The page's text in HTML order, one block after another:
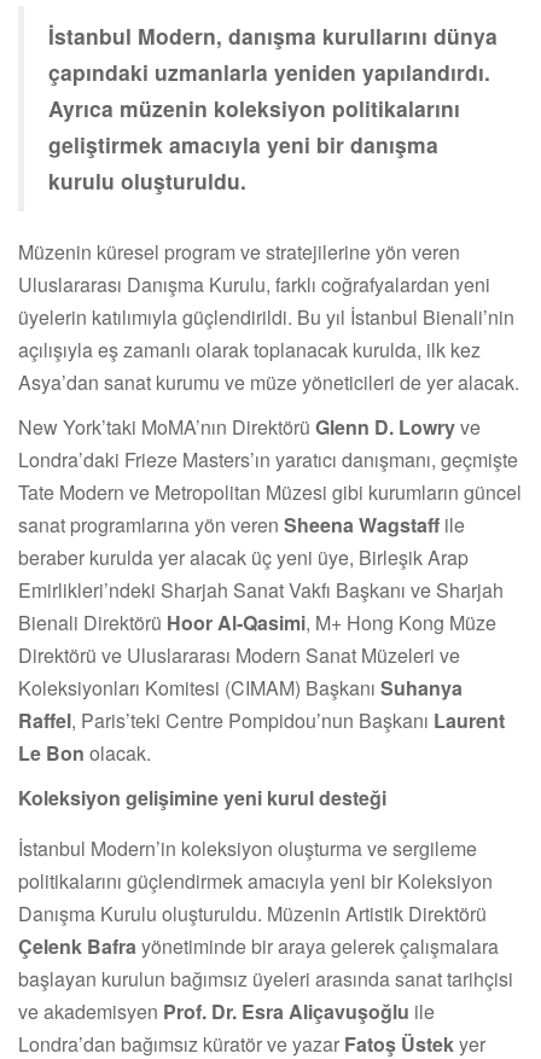
İstanbul Modern, danışma kurullarını dünya
çapındaki uzmanlarla yeniden yapılandırdı.
Ayrıca müzenin koleksiyon politikalarını
geliştirmek amacıyla yeni bir danışma
kurulu oluşturuldu.
Müzenin küresel program ve stratejilerine yön veren
Uluslararası Danışma Kurulu, farklı coğrafyalardan yeni
üyelerin katılımıyla güçlendirildi. Bu yıl İstanbul Bienali’nin
açılışıyla eş zamanlı olarak toplanacak kurulda, ilk kez
Asya’dan sanat kurumu ve müze yöneticileri de yer alacak.
New York’taki MoMA’nın Direktörü Glenn D. Lowryve
Londra’daki Frieze Masters’ın yaratıcı danışmanı, geçmişte
Tate Modern ve Metropolitan Müzesi gibi kurumların güncel
sanat programlarına yön veren Sheena Wagstaff ile
beraber kurulda yer alacak üç yeni üye, Birleşik Arap
Emirlikleri’ndeki Sharjah Sanat Vakfı Başkanı ve Sharjah
Bienali Direktörü Hoor Al-Qasimi, M+ Hong Kong Müze
Direktörü ve Uluslararası Modern Sanat Müzeleri ve
Koleksiyonları Komitesi (CIMAM) Başkanı Suhanya
Raffel, Paris’teki Centre Pompidou’nun Başkanı Laurent
Le Bon olacak.
Koleksiyon gelişimine yeni kurul desteği
İstanbul Modern’in koleksiyon oluşturma ve sergileme
politikalarını güçlendirmek amacıyla yeni bir Koleksiyon
Danışma Kurulu oluşturuldu. Müzenin Artistik Direktörü
Çelenk Bafrayönetiminde bir araya gelerek çalışmalara
başlayan kurulun bağımsız üyeleri arasında sanat tarihçisi
ve akademisyen Prof. Dr. Esra Aliçavuşoğlu ile
Londra’dan bağımsız küratör ve yazar Fatoş Üstekyer